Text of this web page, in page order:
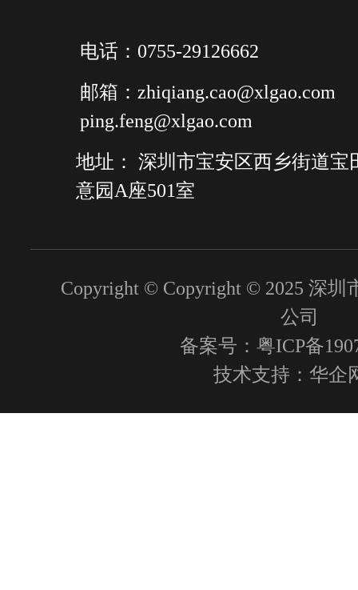
电话：0755-29126662
邮箱：zhiqiang.cao@xlgao.com
ping.feng@xlgao.com
地址： 深圳市宝安区西乡街道宝
意园A座501室
Copyright © Copyright © 2025 深圳
公司
备案号：粤ICP备
技术支持： 华企